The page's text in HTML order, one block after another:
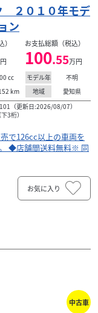
２０１０年モデ
ン
お支払総額（税込）
100.55万円
cc モデル年
不明
km 地域
愛知県
（更新日:2026/08/07）
3桁）
で126cc以上の車両を
◆店舗間送料無料※ 同
お気に入り
中古車